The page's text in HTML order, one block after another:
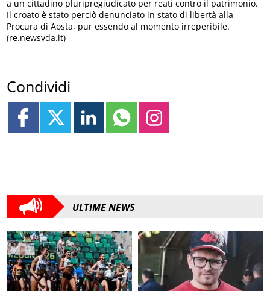
a un cittadino pluripregiudicato per reati contro il patrimonio.
Il croato è stato perciò denunciato in stato di libertà alla
Procura di Aosta, pur essendo al momento irreperibile.
(re.newsvda.it)
Condividi
ULTIME NEWS